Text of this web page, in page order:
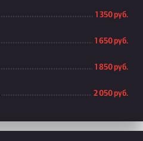
1 350 руб.
1 650 руб.
1 850 руб.
2 050 руб.